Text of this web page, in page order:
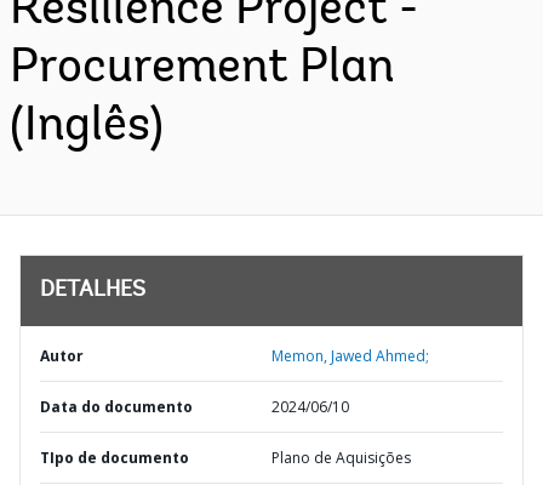
Resilience Project -
Procurement Plan
(Inglês)
DETALHES
Autor Memon, Jawed Ahmed;
Data do documento 2024/06/10
TIpo de documento Plano de Aquisições